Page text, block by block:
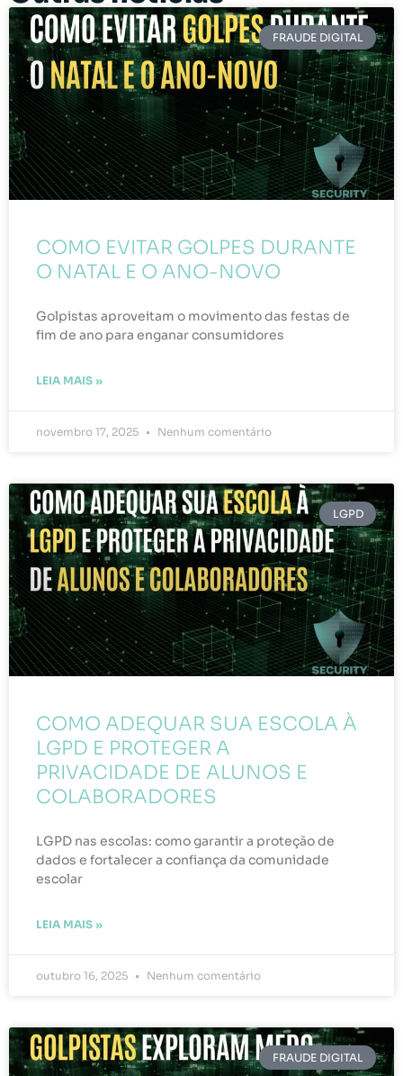
FRAUDE DIGITAL
COMO EVITAR GOLPES DURANTE
O NATAL E O ANO-NOVO
Golpistas aproveitam o movimento das festas de
fim de ano para enganar consumidores
LEIA MAIS »
novembro 17, 2025 Nenhum comentário
LGPD
COMO ADEQUAR SUA ESCOLA À
LGPD E PROTEGER A
PRIVACIDADE DE ALUNOS E
COLABORADORES
LGPD nas escolas: como garantir a proteção de
dados e fortalecer a confiança da comunidade
escolar
LEIA MAIS »
outubro 16, 2025 Nenhum comentário
FRAUDE DIGITAL